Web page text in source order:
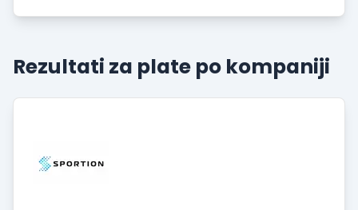
Rezultati za plate po kompaniji